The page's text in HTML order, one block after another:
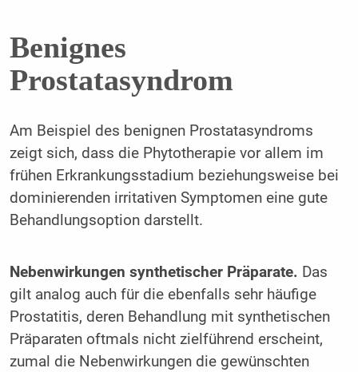
Benignes
Prostatasyndrom
Am Beispiel des benignen Prostatasyndroms
zeigt sich, dass die Phytotherapie vor allem im
frühen Erkrankungsstadium beziehungsweise bei
dominierenden irritativen Symptomen eine gute
Behandlungsoption darstellt.
Nebenwirkungen synthetischer Präparate. Das
gilt analog auch für die ebenfalls sehr häufige
Prostatitis, deren Behandlung mit synthetischen
Präparaten oftmals nicht zielführend erscheint,
zumal die Nebenwirkungen die gewünschten